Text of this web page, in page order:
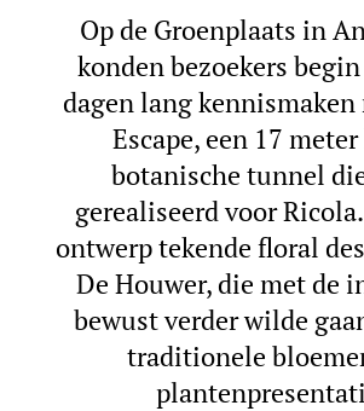
Op de Groenplaats in
konden bezoekers
dagen lang kennismaken
Escape, een 17
botanische tunnel
gerealiseerd voor
ontwerp tekende floral
De Houwer, die met de
bewust verder wilde
traditionele